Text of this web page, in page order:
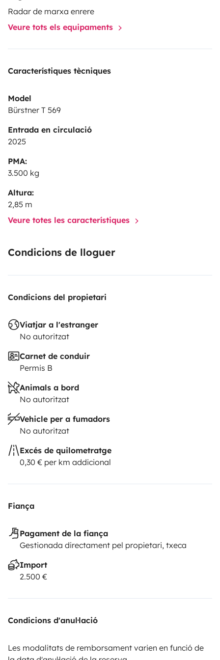
Radar de marxa enrere
Veure tots els equipaments
Característiques tècniques
Model
Bürstner T 569
Entrada en circulació
2025
PMA:
3.500 kg
Altura:
2,85 m
Veure totes les característiques
Condicions de lloguer
Condicions del propietari
Viatjar a l'estranger
No autoritzat
Carnet de conduir
Permis B
Animals a bord
No autoritzat
Vehicle per a fumadors
No autoritzat
Excés de quilometratge
0,30 € per km addicional
Fiança
Pagament de la fiança
Gestionada directament pel propietari, txeca
Import
2.500 €
Condicions d'anul·lació
Les modalitats de remborsament varien en funció de